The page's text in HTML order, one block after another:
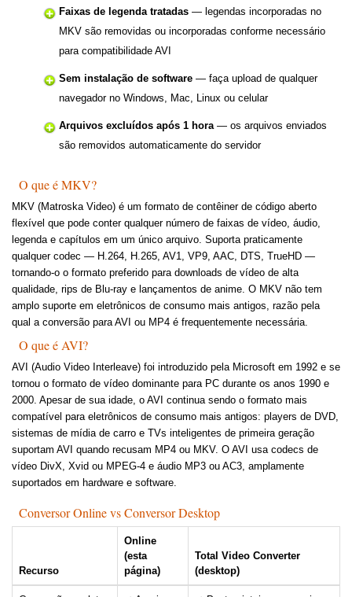
Faixas de legenda tratadas — legendas incorporadas no
MKV são removidas ou incorporadas conforme necessário
para compatibilidade AVI
Sem instalação de software — faça upload de qualquer
navegador no Windows, Mac, Linux ou celular
Arquivos excluídos após 1 hora— os arquivos enviados
são removidos automaticamente do servidor
O que é MKV?
MKV (Matroska Video) é um formato de contêiner de código aberto
flexível que pode conter qualquer número de faixas de vídeo, áudio,
legenda e capítulos em um único arquivo. Suporta praticamente
qualquer codec — H.264, H.265, AV1, VP9, AAC, DTS, TrueHD —
tornando-o o formato preferido para downloads de vídeo de alta
qualidade, rips de Blu-ray e lançamentos de anime. O MKV não tem
amplo suporte em eletrônicos de consumo mais antigos, razão pela
qual a conversão para AVI ou MP4 é frequentemente necessária.
O que é AVI?
AVI (Audio Video Interleave) foi introduzido pela Microsoft em 1992 e se
tornou o formato de vídeo dominante para PC durante os anos 1990 e
2000. Apesar de sua idade, o AVI continua sendo o formato mais
compatível para eletrônicos de consumo mais antigos: players de DVD,
sistemas de mídia de carro e TVs inteligentes de primeira geração
suportam AVI quando recusam MP4 ou MKV. O AVI usa codecs de
vídeo DivX, Xvid ou MPEG-4 e áudio MP3 ou AC3, amplamente
suportados em hardware e software.
Conversor Online vs Conversor Desktop
Recurso
Online
(esta
página)
Total Video Converter
(desktop)